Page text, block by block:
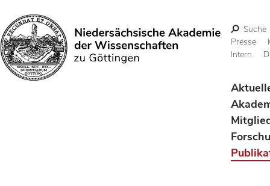
Suchen
Suche
Presse
Intern